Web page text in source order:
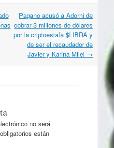
Pagano acusó a Adorni de
cobrar 3 millones de dólares
por la criptoestafa $LIBRA y
de ser el recaudador de
Javier y Karina Milei →
no será
están